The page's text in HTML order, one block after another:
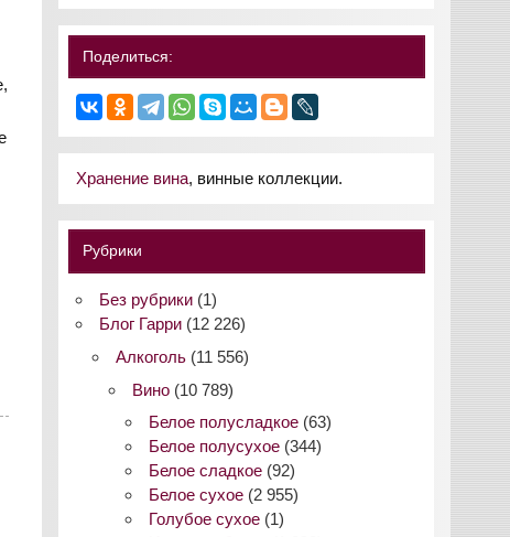
Поделиться:
Хранение вина, винные коллекции.
Рубрики
Без рубрики(1)
Блог Гарри(12 226)
Алкоголь (11 556)
Вино (10 789)
Белое полусладкое (63)
Белое полусухое (344)
Белое сладкое (92)
Белое сухое (2 955)
Голубое сухое (1)